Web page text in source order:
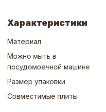
Характеристики
Материал
Можно мыть в
посудомоечной машине
Размер упаковки
Совместимые плиты